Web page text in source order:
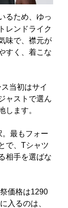
るため、ゆっ
レンドライク
味で、襟元が
すく、着こな
当初はサイ
ャストで選ん
します。
最もフォー
で、Tシャツ
相手を選ばな
価格は1290
入るのは、